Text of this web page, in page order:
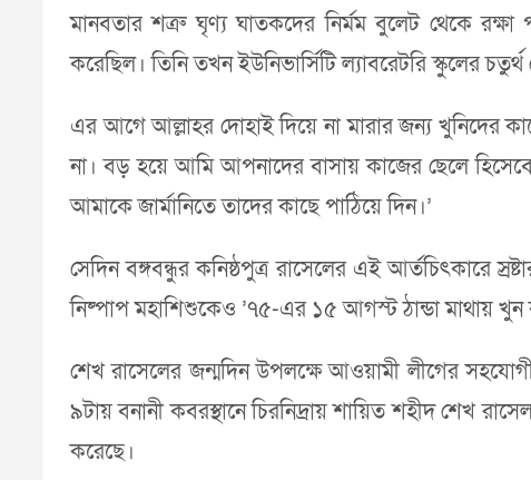
মানবতার শত্রু ঘৃণ্য ঘাতকদের নির্মম বুলেট থেকে রক্ষা
করেছিল। তিনি তখন ইউনিভার্সিটি ল্যাবরেটরি স্কুলের চতুর্থ
এর আগে আল্লাহর দোহাই দিয়ে না মারার জন্য খুনিদের
না। বড় হয়ে আমি আপনাদের বাসায় কাজের ছেলে
আমাকে জার্মানিতে তাদের কাছে পাঠিয়ে দিন।’
সেদিন বঙ্গবন্ধুর কনিষ্ঠপুত্র রাসেলের এই আর্তচিৎকারে
নিষ্পাপ মহাশিশুকেও ’৭৫-এর ১৫ আগস্ট ঠান্ডা মাথায় খুন
শেখ রাসেলের জন্মদিন উপলক্ষে আওয়ামী লীগের
৯টায় বনানী কবরস্থানে চিরনিদ্রায় শায়িত শহীদ শেখ
করেছে।